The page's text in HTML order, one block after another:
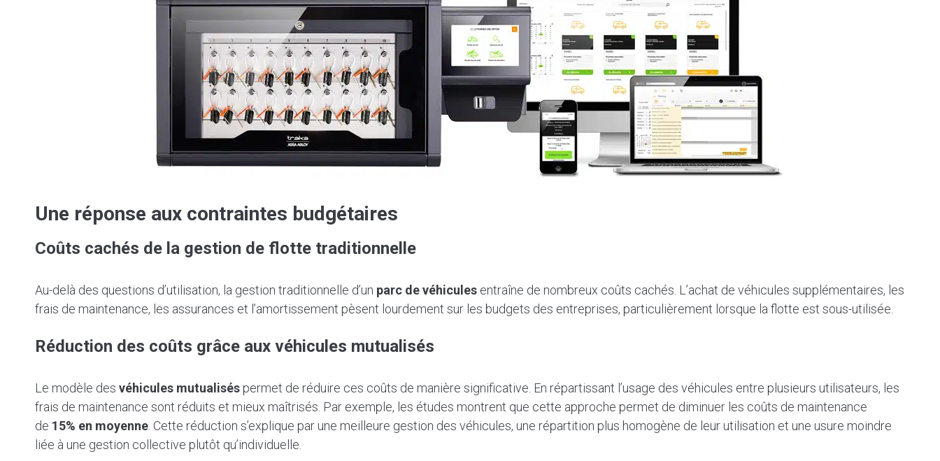
Une réponse aux contraintes budgétaires
Coûts cachés de la gestion de flotte traditionnelle
Au-delà des questions d’utilisation, la gestion traditionnelle d’un parc de véhicules entraîne de nombreux coûts cachés. L’achat de véhicules supplémentaires, les
frais de maintenance, les assurances et l’amortissement pèsent lourdement sur les budgets des entreprises, particulièrement lorsque la flotte est sous-utilisée.
Réduction des coûts grâce aux véhicules mutualisés
Le modèle des véhicules mutualisés permet de réduire ces coûts de manière significative. En répartissant l’usage des véhicules entre plusieurs utilisateurs, les
frais de maintenance sont réduits et mieux maîtrisés. Par exemple, les études montrent que cette approche permet de diminuer les coûts de maintenance
de 15% en moyenne . Cette réduction s’explique par une meilleure gestion des véhicules, une répartition plus homogène de leur utilisation et une usure moindre
liée à une gestion collective plutôt qu’individuelle.